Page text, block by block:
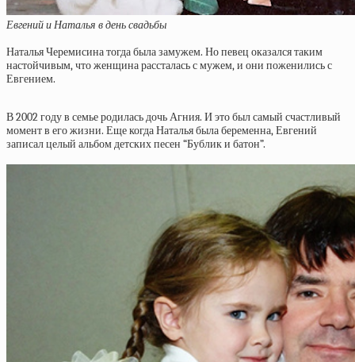
Евгений и Наталья в день свадьбы
Наталья Черемисина тогда была замужем. Но певец оказался таким
настойчивым, что женщина рассталась с мужем, и они поженились с
Евгением.
В 2002 году в семье родилась дочь Агния. И это был самый счастливый
момент в его жизни. Еще когда Наталья была беременна, Евгений
записал целый альбом детских песен “Бублик и батон”.